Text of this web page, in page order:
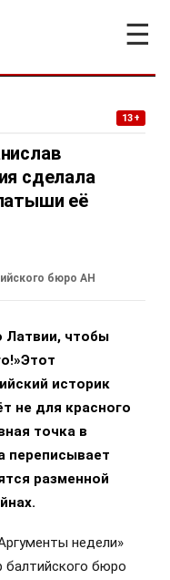
☰
13+
сделала
её
бюро АН
Латвии, чтобы
Этот
историк
не для красного
точка в
переписывает
разменной
недели»
бюро